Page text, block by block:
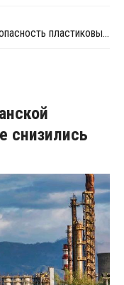
Ученые КБГУ повысили пожарную безопасность пластиковых стройматериалов
снизились